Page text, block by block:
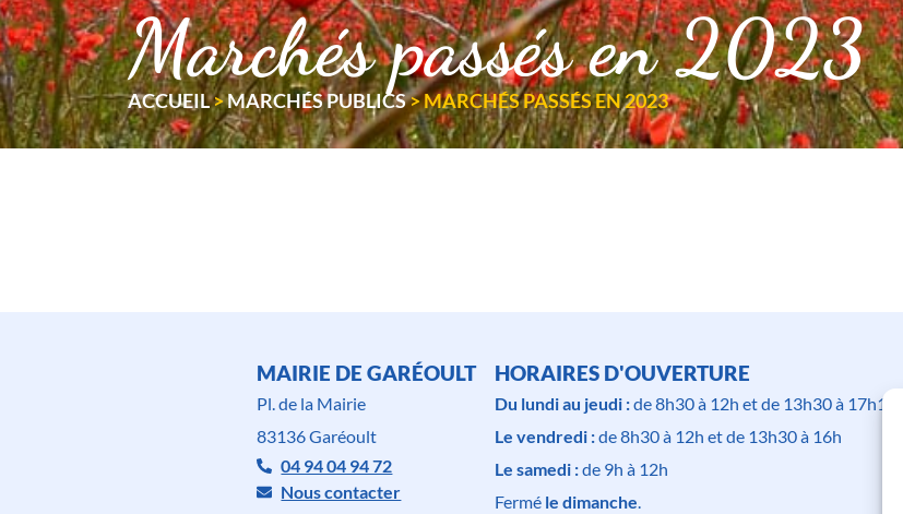
Marchés passés en 2023
ACCUEIL>MARCHÉS PUBLICS>MARCHÉS PASSÉS EN 2023
MAIRIE DE GARÉOULT
Pl. de la Mairie
83136 Garéoult
04 94 04 94 72
Nous contacter
HORAIRES D'OUVERTURE
Du lundi au jeudi :de 8h30 à 12h et de 13h30 à 17h15
Le vendredi :de 8h30 à 12h et de 13h30 à 16h
Le samedi :de 9h à 12h
Fermé le dimanche.